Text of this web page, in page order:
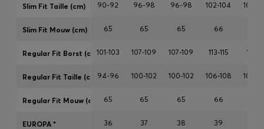
Favoriet (Artikelen)
FAQ & help en contact
90-92 96-98 96-98 102-104 102-
65 65 65 66
101-103 107-109 107-109 113-115 113-
94-96 100-102 100-102 106-108 106-
65 65 65 66
36 37 38 39
Slim Fit Taille (cm)
Slim Fit Mouw (cm)
Regular Fit Borst (cm)
Regular Fit Taille (cm)
Regular Fit Mouw (cm)
EUROPA *